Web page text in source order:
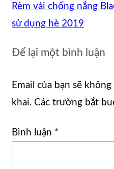
Rèm vải chống nắng
sử dụng hè 2019
Để lại một bình luận
Email của bạn sẽ
khai. Các trường bắt
Bình luận *